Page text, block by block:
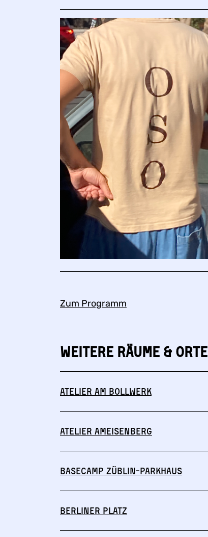
Zum Programm
Weitere Räume & Orte
Atelier am Bollwerk
Atelier Ameisenberg
Basecamp Züblin-Parkhaus
Berliner Platz